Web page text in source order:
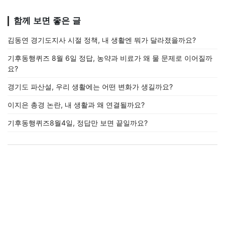
함께 보면 좋은 글
김동연 경기도지사 시절 정책, 내 생활엔 뭐가 달라졌을까요?
기후동행퀴즈 8월 6일 정답, 농약과 비료가 왜 물 문제로 이어질까
요?
경기도 파산설, 우리 생활에는 어떤 변화가 생길까요?
이지은 총경 논란, 내 생활과 왜 연결될까요?
기후동행퀴즈8월4일, 정답만 보면 끝일까요?